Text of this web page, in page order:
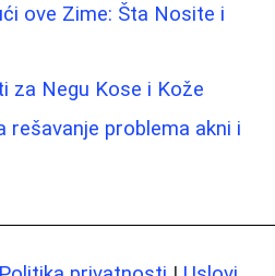
ove Zime: Šta Nosite i
za Negu Kose i Kože
rešavanje problema akni i